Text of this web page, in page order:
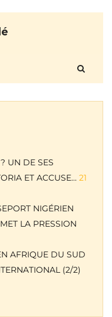
UN DE SES
ET ACCUSE… 21
NIGÉRIEN
LA PRESSION
AFRIQUE DU SUD
(2/2)